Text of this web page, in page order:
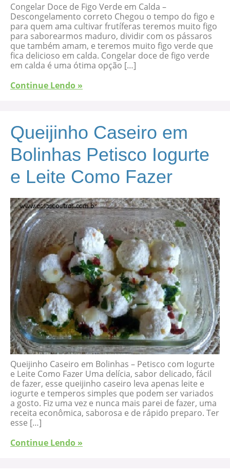
Congelar Doce de Figo Verde em Calda –
Descongelamento correto Chegou o tempo do figo e
para quem ama cultivar frutíferas teremos muito figo
para saborearmos maduro, dividir com os pássaros
que também amam, e teremos muito figo verde que
fica delicioso em calda. Congelar doce de figo verde
em calda é uma ótima opção […]
Continue Lendo »
Queijinho Caseiro em
Bolinhas Petisco Iogurte
e Leite Como Fazer
Queijinho Caseiro em Bolinhas – Petisco com Iogurte
e Leite Como Fazer Uma delícia, sabor delicado, fácil
de fazer, esse queijinho caseiro leva apenas leite e
iogurte e temperos simples que podem ser variados
a gosto. Fiz uma vez e nunca mais parei de fazer, uma
receita econômica, saborosa e de rápido preparo. Ter
esse […]
Continue Lendo »